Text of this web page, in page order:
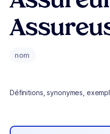
nom
Définitions, synonymes,